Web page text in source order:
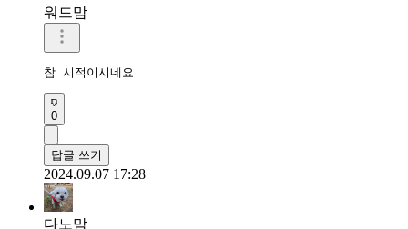
워드맘
참 시적이시네요
0
답글 쓰기
2024.09.07 17:28
다노맘